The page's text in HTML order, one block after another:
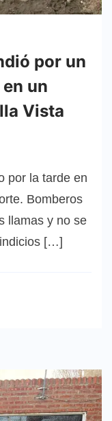
por un
un
Vista
por la tarde en
Bomberos
llamas y no se
[…]